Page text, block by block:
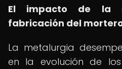
El impacto de la
fabricación del
La metalurgia
en la evolución de